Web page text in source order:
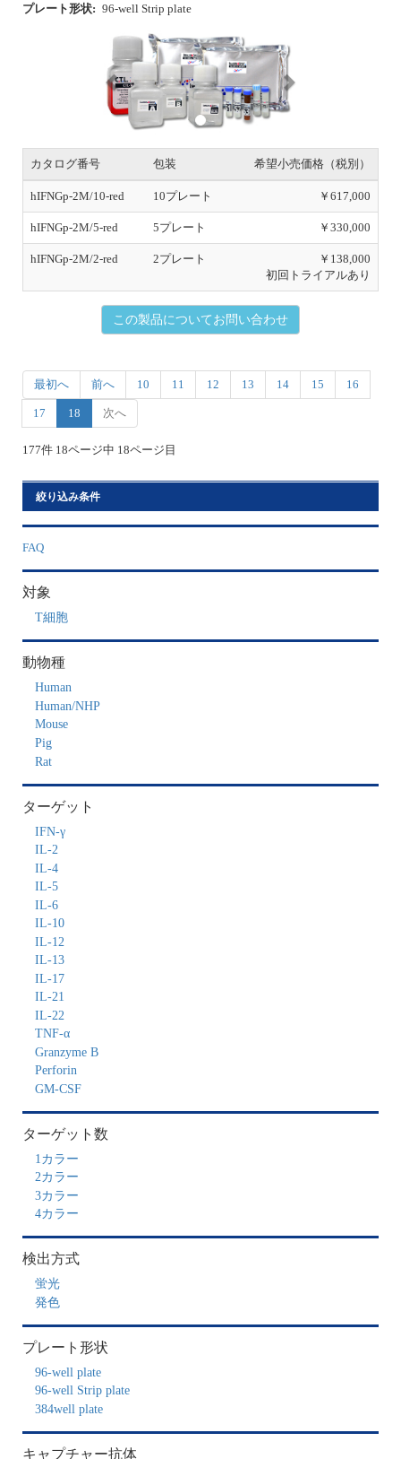
プレート形状: 96-well Strip plate
P
e
v
i
o
s
e
t
カタログ番号 包装 希望小売価格（税別）
hIFNGp-2M/10-red 10プレート ￥617,000
hIFNGp-2M/5-red 5プレート ￥330,000
hIFNGp-2M/2-red 2プレート
￥138,000
初回トライアルあり
この製品についてお問い合わせ
最初へ 前へ 10 11 12 13 14 15 16
17 18 次へ
177件 18ページ中 18ページ目
絞り込み条件
FAQ
対象
T細胞
動物種
Human
Human/NHP
Mouse
Pig
Rat
ターゲット
IFN-γ
IL-2
IL-4
IL-5
IL-6
IL-10
IL-12
IL-13
IL-17
IL-21
IL-22
TNF-α
Granzyme B
Perforin
GM-CSF
ターゲット数
1カラー
2カラー
3カラー
4カラー
検出方式
蛍光
発色
プレート形状
96-well plate
96-well Strip plate
384well plate
キャプチャー抗体